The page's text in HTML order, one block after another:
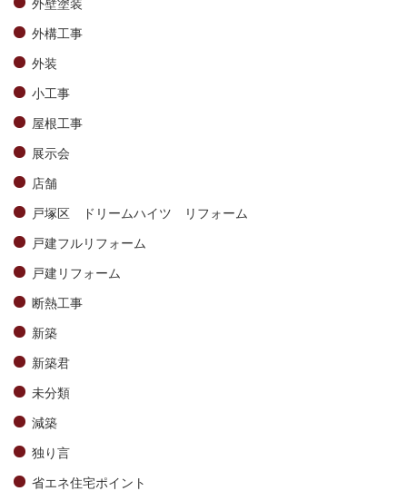
外構工事
外装
小工事
屋根工事
展示会
店舗
戸塚区 ドリームハイツ リフォーム
戸建フルリフォーム
戸建リフォーム
断熱工事
新築
新築君
未分類
減築
独り言
省エネ住宅ポイント